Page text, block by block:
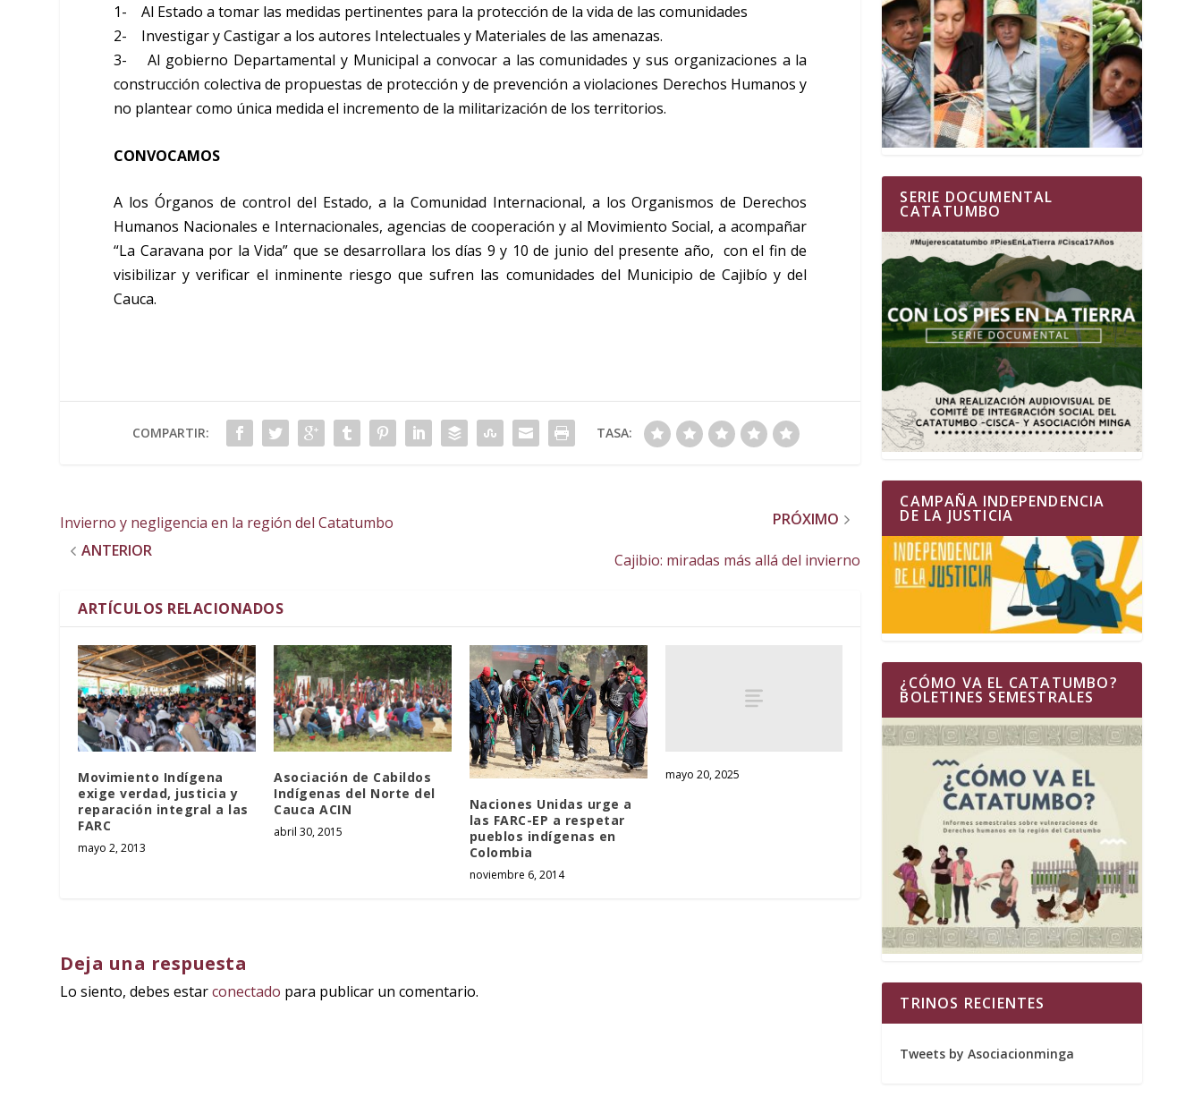
1- Al Estado a tomar las medidas pertinentes para la protección de la vida de las comunidades
2- Investigar y Castigar a los autores Intelectuales y Materiales de las amenazas.
3- Al gobierno Departamental y Municipal a convocar a las comunidades y sus organizaciones a la
construcción colectiva de propuestas de protección y de prevención a violaciones Derechos Humanos y
no plantear como única medida el incremento de la militarización de los territorios.
CONVOCAMOS
A los Órganos de control del Estado, a la Comunidad Internacional, a los Organismos de Derechos
Humanos Nacionales e Internacionales, agencias de cooperación y al Movimiento Social, a acompañar
“La Caravana por la Vida” que se desarrollara los días 9 y 10 de junio del presente año, con el fin de
visibilizar y verificar el inminente riesgo que sufren las comunidades del Municipio de Cajibío y del
Cauca.
COMPARTIR: TASA:
Invierno y negligencia en la región del Catatumbo
ANTERIOR
PRÓXIMO
Cajibio: miradas más allá del invierno
ARTÍCULOS RELACIONADOS
Movimiento Indígena
exige verdad, justicia y
reparación integral a las
FARC
mayo 2, 2013
Asociación de Cabildos
Indígenas del Norte del
Cauca ACIN
abril 30, 2015
Naciones Unidas urge a
las FARC-EP a respetar
pueblos indígenas en
Colombia
noviembre 6, 2014
mayo 20, 2025
Deja una respuesta
Lo siento, debes estarconectado para publicar un comentario.
SERIE DOCUMENTAL
CATATUMBO
CAMPAÑA INDEPENDENCIA
DE LA JUSTICIA
¿CÓMO VA EL CATATUMBO?
BOLETINES SEMESTRALES
TRINOS RECIENTES
Tweets by Asociacionminga